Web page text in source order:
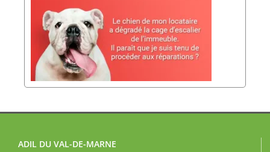
ADIL DU VAL-DE-MARNE